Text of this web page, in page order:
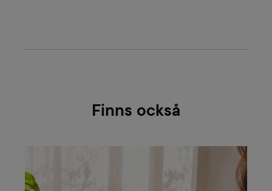
Finns också